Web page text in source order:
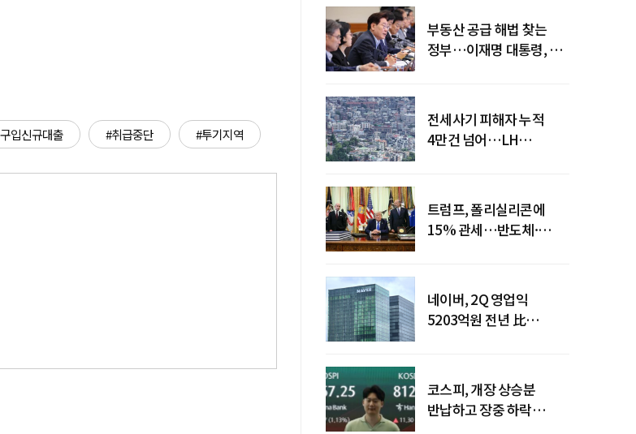
입신규대출 #취급중단 #투기지역
부동산 공급 해법 찾는
정부…이재명 대통령, 2차
전세사기 피해자 누적
4만건 넘어…LH
트럼프, 폴리실리콘에
15% 관세…반도체·
네이버, 2Q 영업익
5203억원 전년 比
코스피, 개장 상승분
반납하고 장중 하락